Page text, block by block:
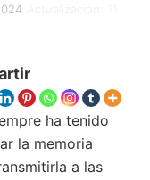
ha tenido
la memoria
a las